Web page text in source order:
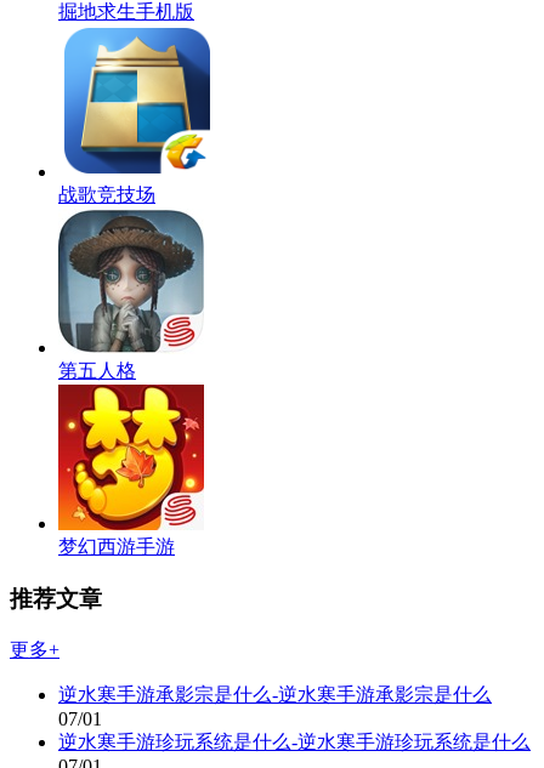
掘地求生手机版
战歌竞技场
第五人格
梦幻西游手游
推荐文章
更多+
逆水寒手游承影宗是什么-逆水寒手游承影宗是什么
07/01
逆水寒手游珍玩系统是什么-逆水寒手游珍玩系统是什么